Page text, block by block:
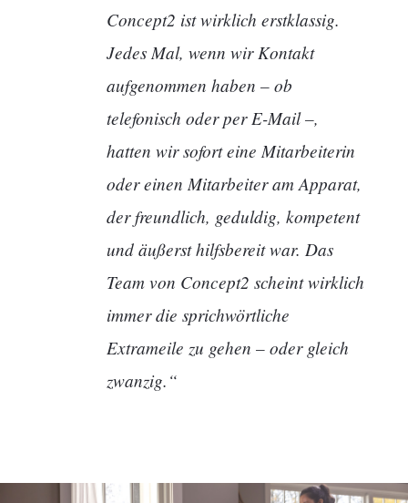
Concept2 ist wirklich erstklassig.
Jedes Mal, wenn wir Kontakt
aufgenommen haben – ob
telefonisch oder per E-Mail –,
hatten wir sofort eine Mitarbeiterin
oder einen Mitarbeiter am Apparat,
der freundlich, geduldig, kompetent
und äußerst hilfsbereit war. Das
Team von Concept2 scheint wirklich
immer die sprichwörtliche
Extrameile zu gehen – oder gleich
zwanzig.“